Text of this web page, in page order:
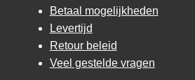
Betaal mogelijkheden
Levertijd
Retour beleid
Veel gestelde vragen